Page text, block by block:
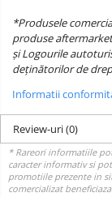
*Produsele
produse
și Logourile
deținătorilor de
Informatii
Review-uri(0)